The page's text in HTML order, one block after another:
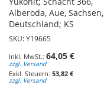
Alberoda, Aue, Sachsen,
Deutschland; KS
SKU: Y19665
64,05 €
zzgl. Versand
53,82 €
zzgl. Versand